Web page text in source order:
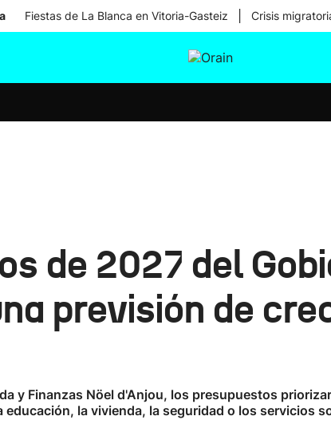
Fiestas de La Blanca en Vitoria-Gasteiz Crisis
de 2027 del
previsión de
y Finanzas Nöel d'Anjou, los presupuestos
la vivienda, la seguridad o los servicios